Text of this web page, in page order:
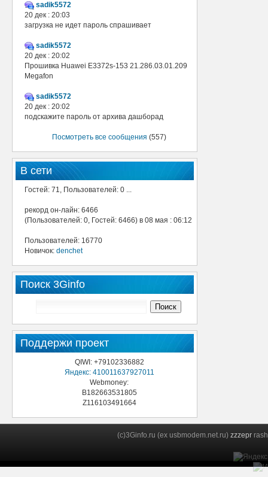
sadik5572
20 дек : 20:03
загрузка не идет пароль спрашивает
sadik5572
20 дек : 20:02
Прошивка Huawei E3372s-153 21.286.03.01.209
Megafon
sadik5572
20 дек : 20:02
подскажите пароль от архива дашборад
Посмотреть все сообщения (557)
В сети
Гостей: 71, Пользователей: 0 ...
рекорд он-лайн: 6466
(Пользователей: 0, Гостей: 6466) в 08 мая : 06:12
Пользователей: 16770
Новичок: denchet
Поиск 3Ginfo
Поддержи проект
QIWI: +79102336882
Яндекс: 410011637927011
Webmoney:
B182663531805
Z116103491664
(c)3Ginfo.ru (ex usbmodem.net.ru) zzzepr